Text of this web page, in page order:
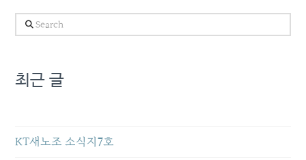
Search
최근 글
KT새노조 소식지7호